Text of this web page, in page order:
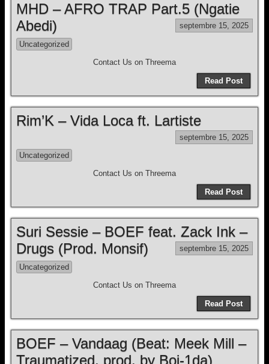
MHD – AFRO TRAP Part.5 (Ngatie
Abedi)
septembre 15, 2025
Uncategorized
Contact Us on Threema
Read Post
Rim’K – Vida Loca ft. Lartiste
septembre 15, 2025
Uncategorized
Contact Us on Threema
Read Post
Suri Sessie – BOEF feat. Zack Ink –
Drugs (Prod. Monsif)
septembre 15, 2025
Uncategorized
Contact Us on Threema
Read Post
BOEF – Vandaag (Beat: Meek Mill –
Traumatized, prod. by Boi-1da)